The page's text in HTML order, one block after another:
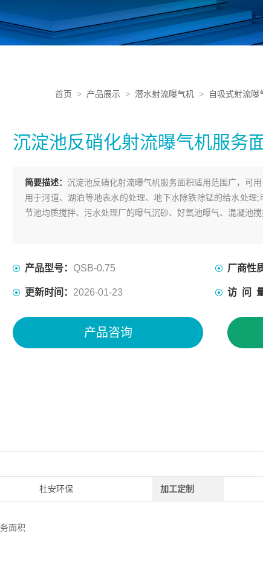
首页 > 产品展示 > 潜水射流曝气机 > 自吸式射流曝
沉淀池反硝化射流曝气机服务
简要描述： 沉淀池反硝化射流曝气机服务面积适用范围广，可
用于河道、湖泊等地表水的处理、地下水除铁除锰的给水处理
节池均质搅拌、污水处理厂的曝气沉砂、好氧池曝气、混凝池
产品型号： QSB-0.75 厂商性
更新时间： 2026-01-23 访 问 量
产品咨询
杜安环保 加工定制